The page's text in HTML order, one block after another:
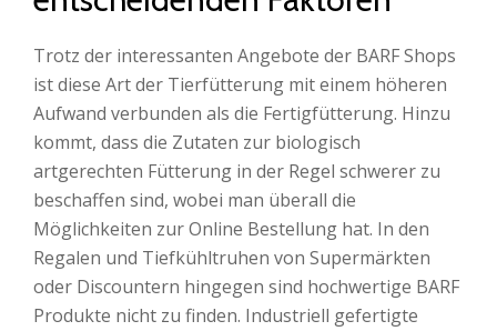
Trotz der interessanten Angebote der BARF Shops
ist diese Art der Tierfütterung mit einem höheren
Aufwand verbunden als die Fertigfütterung. Hinzu
kommt, dass die Zutaten zur biologisch
artgerechten Fütterung in der Regel schwerer zu
beschaffen sind, wobei man überall die
Möglichkeiten zur Online Bestellung hat. In den
Regalen und Tiefkühltruhen von Supermärkten
oder Discountern hingegen sind hochwertige BARF
Produkte nicht zu finden. Industriell gefertigte